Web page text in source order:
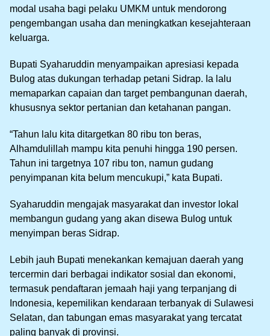
modal usaha bagi pelaku UMKM untuk mendorong
pengembangan usaha dan meningkatkan kesejahteraan
keluarga.
Bupati Syaharuddin menyampaikan apresiasi kepada
Bulog atas dukungan terhadap petani Sidrap. Ia lalu
memaparkan capaian dan target pembangunan daerah,
khususnya sektor pertanian dan ketahanan pangan.
“Tahun lalu kita ditargetkan 80 ribu ton beras,
Alhamdulillah mampu kita penuhi hingga 190 persen.
Tahun ini targetnya 107 ribu ton, namun gudang
penyimpanan kita belum mencukupi,” kata Bupati.
Syaharuddin mengajak masyarakat dan investor lokal
membangun gudang yang akan disewa Bulog untuk
menyimpan beras Sidrap.
Lebih jauh Bupati menekankan kemajuan daerah yang
tercermin dari berbagai indikator sosial dan ekonomi,
termasuk pendaftaran jemaah haji yang terpanjang di
Indonesia, kepemilikan kendaraan terbanyak di Sulawesi
Selatan, dan tabungan emas masyarakat yang tercatat
paling banyak di provinsi.